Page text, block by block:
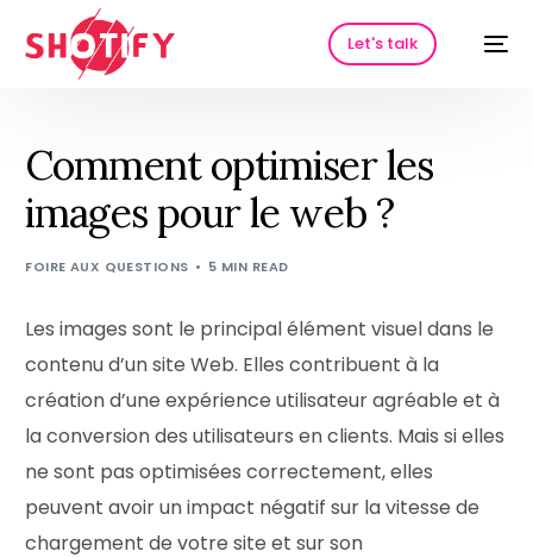
Let's talk
Comment optimiser les
images pour le web ?
FOIRE AUX QUESTIONS 5 MIN READ
Les images sont le principal élément visuel dans le
contenu d’un site Web. Elles contribuent à la
création d’une expérience utilisateur agréable et à
la conversion des utilisateurs en clients. Mais si elles
ne sont pas optimisées correctement, elles
peuvent avoir un impact négatif sur la vitesse de
chargement de votre site et sur son
HOT